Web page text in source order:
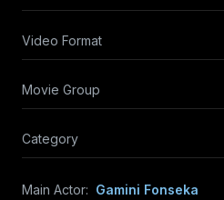
Video Format
Movie Group
Category
Main Actor: Gamini Fonseka